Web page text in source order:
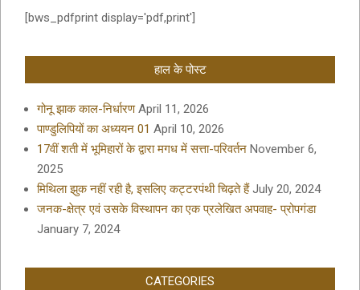
[bws_pdfprint display='pdf,print']
हाल के पोस्ट
गोनू झाक काल-निर्धारण April 11, 2026
पाण्डुलिपियों का अध्ययन 01 April 10, 2026
17वीं शती में भूमिहारों के द्वारा मगध में सत्ता-परिवर्तन November 6,
2025
मिथिला झुक नहीं रही है, इसलिए कट्टरपंथी चिढ़ते हैं July 20, 2024
जनक-क्षेत्र एवं उसके विस्थापन का एक प्रलेखित अपवाह- प्रोपगंडा
January 7, 2024
CATEGORIES